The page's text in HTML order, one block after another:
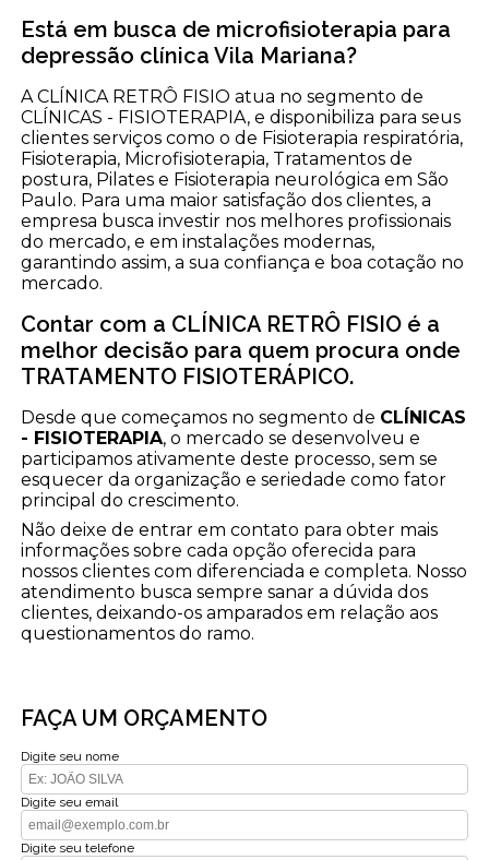
Está em busca de microfisioterapia para
depressão clínica Vila Mariana?
A CLÍNICA RETRÔ FISIO atua no segmento de
CLÍNICAS - FISIOTERAPIA, e disponibiliza para seus
clientes serviços como o de Fisioterapia respiratória,
Fisioterapia, Microfisioterapia, Tratamentos de
postura, Pilates e Fisioterapia neurológica em São
Paulo. Para uma maior satisfação dos clientes, a
empresa busca investir nos melhores profissionais
do mercado, e em instalações modernas,
garantindo assim, a sua confiança e boa cotação no
mercado.
Contar com a CLÍNICA RETRÔ FISIO é a
melhor decisão para quem procura onde
TRATAMENTO FISIOTERÁPICO.
Desde que começamos no segmento de CLÍNICAS
- FISIOTERAPIA, o mercado se desenvolveu e
participamos ativamente deste processo, sem se
esquecer da organização e seriedade como fator
principal do crescimento.
Não deixe de entrar em contato para obter mais
informações sobre cada opção oferecida para
nossos clientes com diferenciada e completa. Nosso
atendimento busca sempre sanar a dúvida dos
clientes, deixando-os amparados em relação aos
questionamentos do ramo.
FAÇA UM ORÇAMENTO
Digite seu nome
Digite seu email
Digite seu telefone